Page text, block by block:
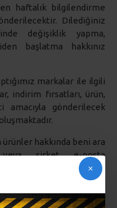
haftalık bilgilendirme
Dilediğiniz
değişiklik yapma,
başlatma hakkınız
markalar ile ilgili
indirim fırsatları, ürün,
gönderilecek
hakkında beni ara
şirket e-posta
size e-
ulaşmamızı